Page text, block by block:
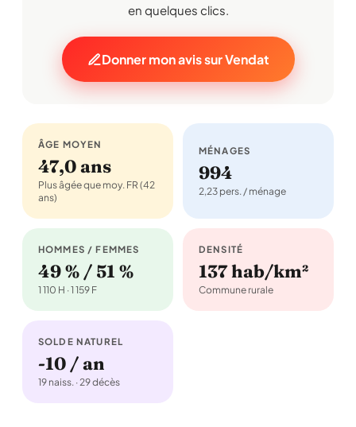
en quelques clics.
Donner mon avis sur Vendat
ÂGE MOYEN
47,0 ans
Plus âgée que moy. FR (42
ans)
MÉNAGES
994
2,23 pers. / ménage
HOMMES / FEMMES
49 % / 51 %
1 110 H · 1 159 F
DENSITÉ
137 hab/km²
Commune rurale
SOLDE NATUREL
-10 / an
19 naiss. · 29 décès